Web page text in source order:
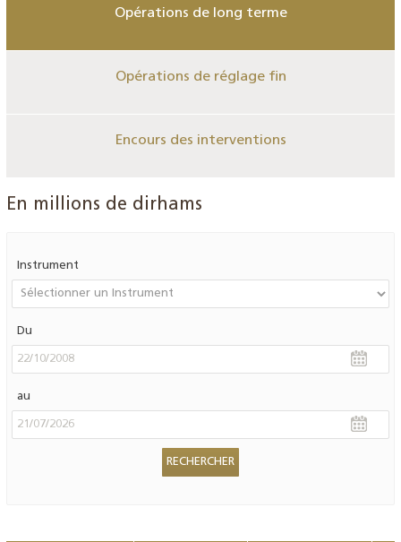
Opérations de long terme
Opérations de réglage fin
Encours des interventions
En millions de dirhams
Instrument
Du
au